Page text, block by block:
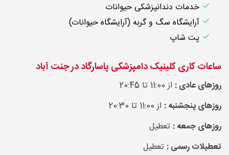
خدمات دندانپزشکی حیوانات
آرایشگاه سگ و گربه (آرایشگاه حیوانات)
پت شاپ
ساعات کاری کلینیک دامپزشکی پاسارگاد در جنت آباد
روزهای عادی : از 11:00 تا 20:45
روزهای پنجشنبه : از 11:00 تا 20:30
روزهای جمعه : تعطیل
تعطیلات رسمی : تعطیل